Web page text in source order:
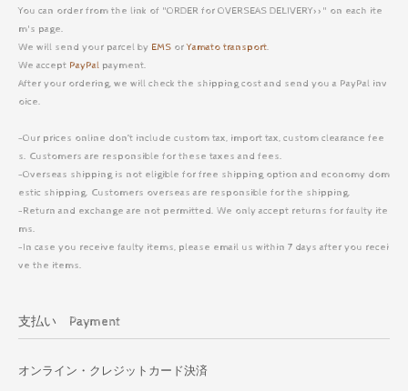
You can order from the link of "ORDER for OVERSEAS DELIVERY>>" on each ite
m's page.
We will send your parcel by EMS orYamato transport.
We accept PayPal payment.
After your ordering, we will check the shipping cost and send you a PayPal inv
oice.
-Our prices online don’t include custom tax, import tax, custom clearance fee
s. Customers are responsible for these taxes and fees.
-Overseas shipping is not eligible for free shipping option and economy dom
estic shipping. Customers overseas are responsible for the shipping.
-Return and exchange are not permitted. We only accept returns for faulty ite
ms.
-In case you receive faulty items, please email us within 7 days after you recei
ve the items.
支払い Payment
オンライン・クレジットカード決済